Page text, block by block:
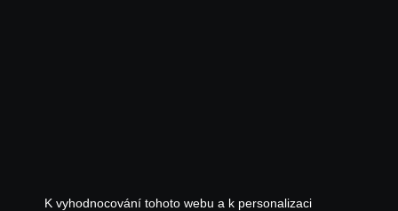
K vyhodnocování tohoto webu a k personalizaci